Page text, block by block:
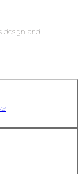
design and